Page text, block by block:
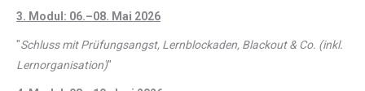
3. Modul: 06.–08. Mai 2026
"Schluss mit Prüfungsangst, Lernblockaden, Blackout & Co. (inkl.
Lernorganisation)"